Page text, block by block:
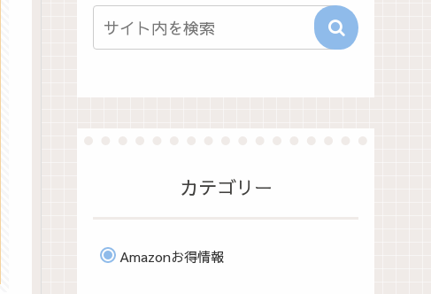
カテゴリー
Amazonお得情報